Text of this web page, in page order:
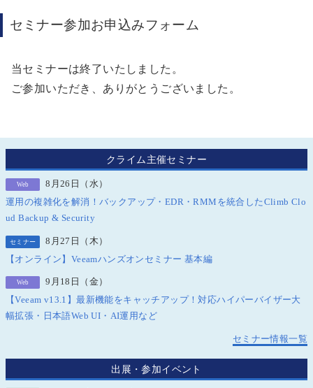
セミナー参加お申込みフォーム
当セミナーは終了いたしました。
ご参加いただき、ありがとうございました。
クライム主催セミナー
Web
8月26日（水）
運用の複雑化を解消！バックアップ・EDR・RMMを統合したClimb Clo
ud Backup & Security
セミナー
8月27日（木）
【オンライン】Veeamハンズオンセミナー 基本編
Web
9月18日（金）
【Veeam v13.1】最新機能をキャッチアップ！対応ハイパーバイザー大
幅拡張・日本語Web UI・AI運用など
セミナー情報一覧
出展・参加イベント